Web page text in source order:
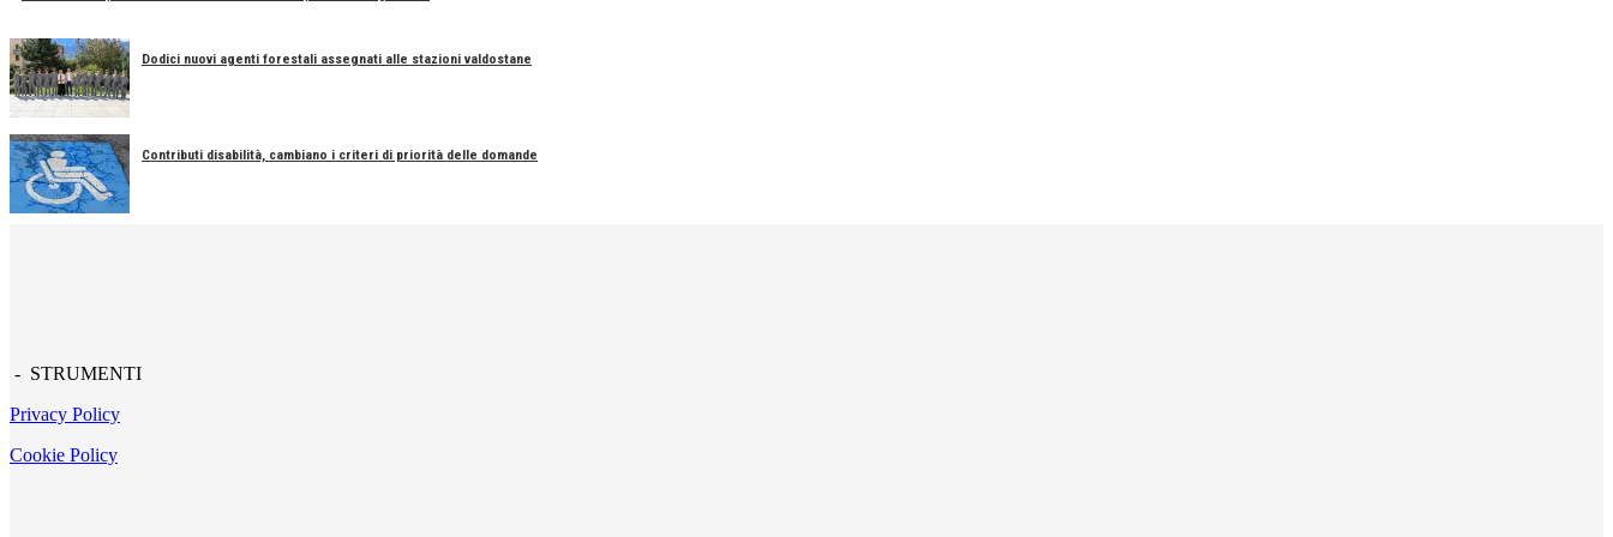
Dodici nuovi agenti forestali assegnati alle stazioni valdostane
Contributi disabilità, cambiano i criteri di priorità delle domande
- STRUMENTI
Privacy Policy
Cookie Policy